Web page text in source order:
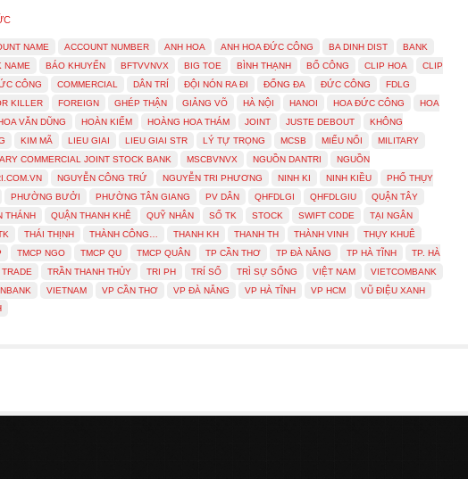
NAME ACCOUNT NUMBER ANH HOA ANH HOA ĐỨC CÔNG BA DINH DIST
BANK
NAME
BÁO KHUYẾN BFTVVNVX BIG TOE BÌNH THẠNH BỐ CÔNG CLIP HOA
CLIP
CÔNG
COMMERCIAL DÂN TRÍ ĐỘI NÓN RA ĐI ĐỐNG ĐA ĐỨC CÔNG
FDLG
KILLER
FOREIGN GHÉP THẬN GIẢNG VÕ HÀ NỘI HANOI HOA ĐỨC CÔNG
HOA
VĂN DŨNG HOÀN KIẾM HOÀNG HOA THÁM JOINT JUSTE DEBOUT
KHÔNG
KIM MÃ LIEU GIAI LIEU GIAI STR LÝ TỰ TRỌNG MCSB MIẾU NỔI
MILITARY
COMMERCIAL JOINT STOCK BANK
MSCBVNVX NGUỒN DANTRI
NGUỒN
NGUYỄN CÔNG TRỨ NGUYỄN TRI PHƯƠNG NINH KI NINH KIỀU
PHỐ THỤY
PHƯỜNG BƯỞI PHƯỜNG TÂN GIANG PV DÂN QHFDLGI QHFDLGIU
QUẬN TÂY
THÁNH
QUẬN THANH KHÊ QUỸ NHÂN SỐ TK STOCK SWIFT CODE
TẠI NGÂN
THÁI THỊNH THÀNH CÔNG… THANH KH THANH TH THÀNH VINH
THỤY KHUÊ
TMCP NGO TMCP QU TMCP QUÂN TP CẦN THƠ TP ĐÀ NẴNG TP HÀ TĨNH
TP. HÀ
TRADE TRẦN THANH THỦY TRI PH TRÍ SỐ TRÌ SỰ SỐNG VIỆT NAM
VIETCOMBANK
VIETNAM VP CẦN THƠ VP ĐÀ NẴNG VP HÀ TĨNH VP HCM
VŨ ĐIỆU XANH